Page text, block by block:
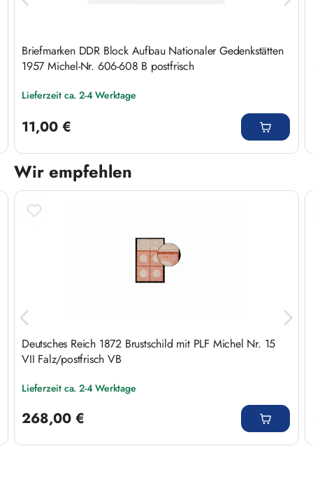
Briefmarken DDR Block Aufbau Nationaler Gedenkstätten
1957 Michel-Nr. 606-608 B postfrisch
Lieferzeit ca. 2-4 Werktage
11,00 €
Wir empfehlen
Produktgalerie überspringen
Deutsches Reich 1872 Brustschild mit PLF Michel Nr. 15
VII Falz/postfrisch VB
Lieferzeit ca. 2-4 Werktage
268,00 €